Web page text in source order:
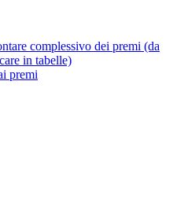
complessivo dei premi (da
in tabelle)
premi